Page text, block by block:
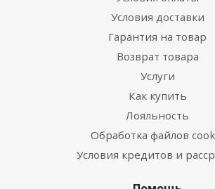
Условия доставки
Гарантия на товар
Возврат товара
Услуги
Как купить
Лояльность
Обработка файлов
Условия кредитов и